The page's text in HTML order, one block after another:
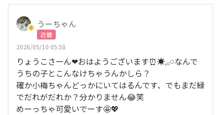
うーちゃん
近畿
2026/05/10 05:58
りょうこさーん❤おはようございます⏰☀️𓈒𓂂𓏸なんで
うちの子とこんなけちゃうんかしら？
確か小梅ちゃんどっかにいてはるんです、でもまだ緑
でだれがだれか？分かりません😂笑
めーっちゃ可愛いでーす🤩💖